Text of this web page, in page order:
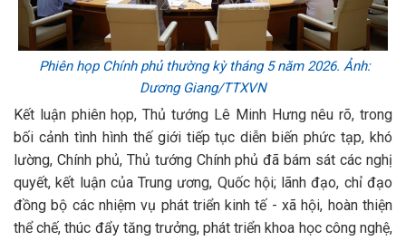
Phiên họp Chính phủ thường kỳ tháng 5 năm 2026. Ảnh:
Dương Giang/TTXVN
Kết luận phiên họp, Thủ tướng Lê Minh Hưng nêu rõ, trong
bối cảnh tình hình thế giới tiếp tục diễn biến phức tạp, khó
lường, Chính phủ, Thủ tướng Chính phủ đã bám sát các nghị
quyết, kết luận của Trung ương, Quốc hội; lãnh đạo, chỉ đạo
đồng bộ các nhiệm vụ phát triển kinh tế - xã hội, hoàn thiện
thể chế, thúc đẩy tăng trưởng, phát triển khoa học công nghệ,